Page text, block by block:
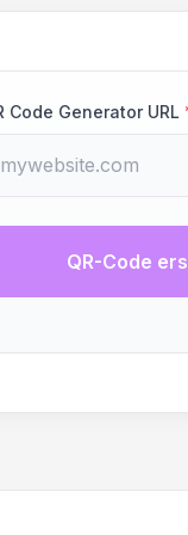
Code Generator URL
QR-Code